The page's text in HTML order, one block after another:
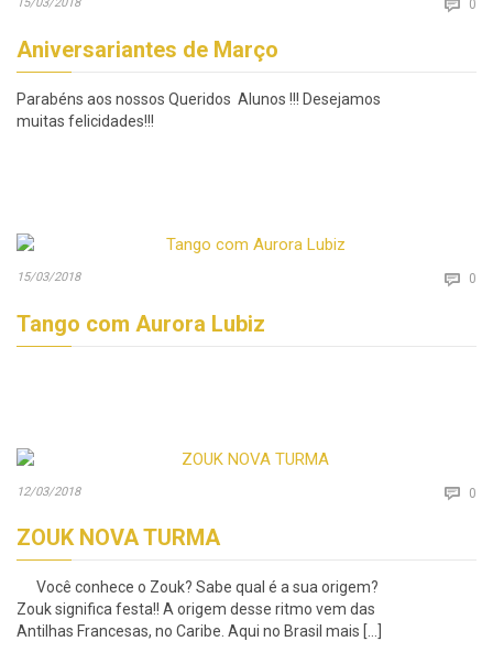
15/03/2018  0
Aniversariantes de Março
Parabéns aos nossos Queridos Alunos !!! Desejamos
muitas felicidades!!!
15/03/2018  0
Tango com Aurora Lubiz
12/03/2018  0
ZOUK NOVA TURMA
Você conhece o Zouk? Sabe qual é a sua origem?
Zouk significa festa!! A origem desse ritmo vem das
Antilhas Francesas, no Caribe. Aqui no Brasil mais […]